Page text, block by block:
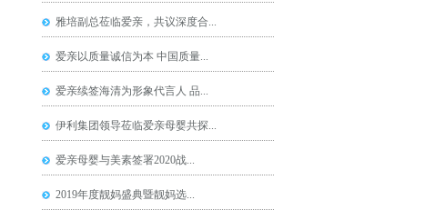
雅培副总莅临爱亲，共议深度合...
爱亲以质量诚信为本 中国质量...
爱亲续签海清为形象代言人 品...
伊利集团领导莅临爱亲母婴共探...
爱亲母婴与美素签署2020战...
2019年度靓妈盛典暨靓妈选...